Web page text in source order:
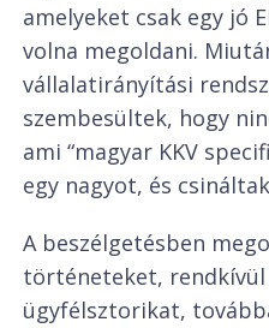
amelyeket csak egy jó
volna megoldani.
vállalatirányítási
szembesültek, hogy
ami “magyar KKV
egy nagyot, és
A beszélgetésben
történeteket, rendkívül
ügyfélsztorikat,